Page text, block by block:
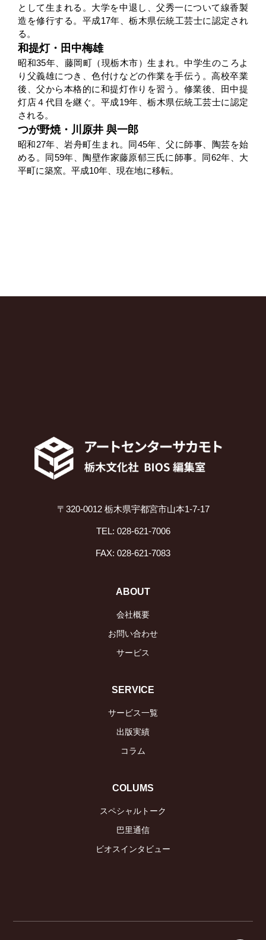
として生まれる。大学を中退し、父秀一について線香製
造を修行する。平成17年、栃木県伝統工芸士に認定され
る。
和提灯・田中梅雄
昭和35年、藤岡町（現栃木市）生まれ。中学生のころよ
り父義雄につき、色付けなどの作業を手伝う。高校卒業
後、父から本格的に和提灯作りを習う。修業後、田中提
灯店４代目を継ぐ。平成19年、栃木県伝統工芸士に認定
される。
つが野焼・川原井 與一郎
昭和27年、岩舟町生まれ。同45年、父に師事、陶芸を始
める。同59年、陶壁作家藤原郁三氏に師事。同62年、大
平町に築窯。平成10年、現在地に移転。
〒320-0012 栃木県宇都宮市山本1-7-17
TEL: 028-621-7006
FAX: 028-621-7083
ABOUT
会社概要
お問い合わせ
サービス
SERVICE
サービス一覧
出版実績
コラム
COLUMS
スペシャルトーク
巴里通信
ビオスインタビュー